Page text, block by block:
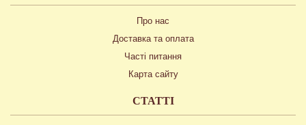
Про нас
Доставка та оплата
Часті питання
Карта сайту
СТАТТІ